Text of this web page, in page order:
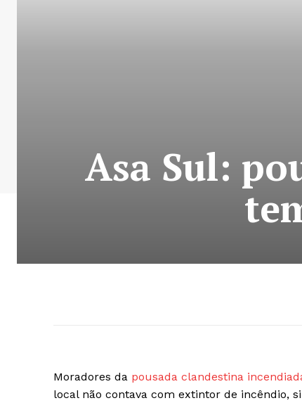
Asa Sul:
Moradores da pousada clandestina
local não contava com extintor de incêndio,